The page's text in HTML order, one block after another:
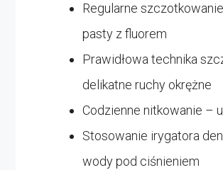
Regularne
pasty z fluorem
Prawidłowa technika
delikatne ruchy okrężne
Codzienne nitkowanie –
Stosowanie irygatora
wody pod ciśnieniem